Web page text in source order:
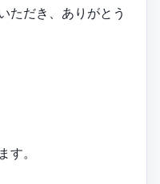
ただき、ありがとう
す。